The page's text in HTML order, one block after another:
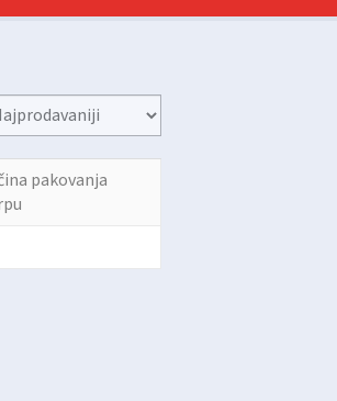
pakovanja